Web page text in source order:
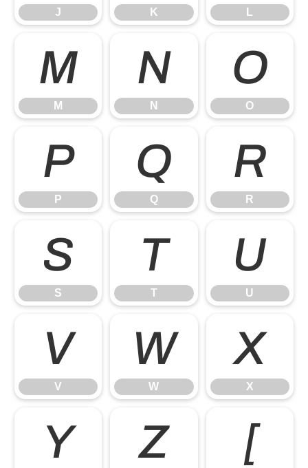
J K L
M
M
N
N
O
O
P
P
Q
Q
R
R
S
S
T
T
U
U
V
V
W
W
X
X
Y Z [